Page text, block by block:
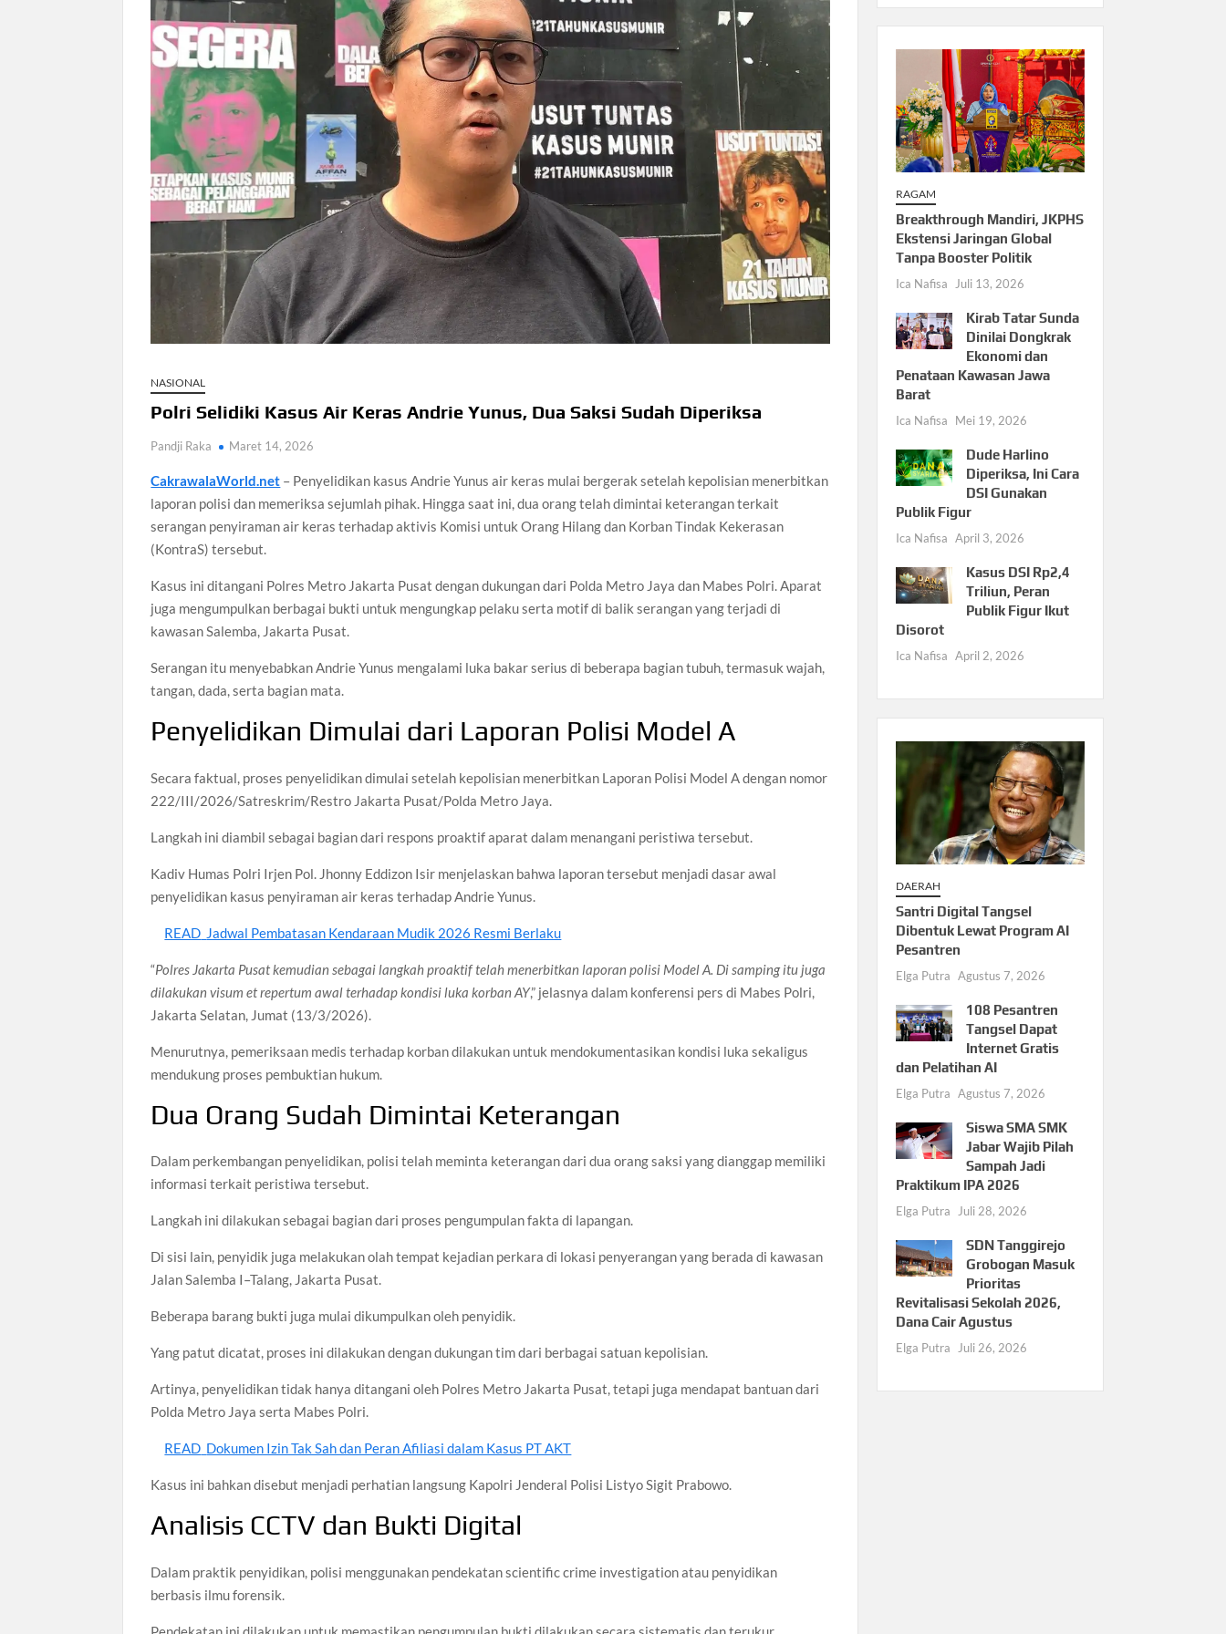
Sidang MK Bahas Tanggung Jawab Maskapai Saat Delay
Box Office Hollywood 2026 Tembus 4 Film Rp18 Triliun
Netflix Digugat Rp1,8 Triliun Usai Hard Drive Film Hilang
NASIONAL
Polri Selidiki Kasus Air Keras Andrie Yunus, Dua Saksi Sudah Diperiksa
Pandji Raka Maret 14, 2026
CakrawalaWorld.net – Penyelidikan kasus Andrie Yunus air keras mulai bergerak setelah kepolisian menerbitkan
laporan polisi dan memeriksa sejumlah pihak. Hingga saat ini, dua orang telah dimintai keterangan terkait
serangan penyiraman air keras terhadap aktivis Komisi untuk Orang Hilang dan Korban Tindak Kekerasan
(KontraS) tersebut.
Kasus ini ditangani Polres Metro Jakarta Pusat dengan dukungan dari Polda Metro Jaya dan Mabes Polri. Aparat
juga mengumpulkan berbagai bukti untuk mengungkap pelaku serta motif di balik serangan yang terjadi di
kawasan Salemba, Jakarta Pusat.
Serangan itu menyebabkan Andrie Yunus mengalami luka bakar serius di beberapa bagian tubuh, termasuk wajah,
tangan, dada, serta bagian mata.
Penyelidikan Dimulai dari Laporan Polisi Model A
Secara faktual, proses penyelidikan dimulai setelah kepolisian menerbitkan Laporan Polisi Model A dengan nomor
222/III/2026/Satreskrim/Restro Jakarta Pusat/Polda Metro Jaya.
Langkah ini diambil sebagai bagian dari respons proaktif aparat dalam menangani peristiwa tersebut.
Kadiv Humas Polri Irjen Pol. Jhonny Eddizon Isir menjelaskan bahwa laporan tersebut menjadi dasar awal
penyelidikan kasus penyiraman air keras terhadap Andrie Yunus.
READ Jadwal Pembatasan Kendaraan Mudik 2026 Resmi Berlaku
“Polres Jakarta Pusat kemudian sebagai langkah proaktif telah menerbitkan laporan polisi Model A. Di samping itu juga
dilakukan visum et repertum awal terhadap kondisi luka korban AY,” jelasnya dalam konferensi pers di Mabes Polri,
Jakarta Selatan, Jumat (13/3/2026).
Menurutnya, pemeriksaan medis terhadap korban dilakukan untuk mendokumentasikan kondisi luka sekaligus
mendukung proses pembuktian hukum.
Dua Orang Sudah Dimintai Keterangan
Dalam perkembangan penyelidikan, polisi telah meminta keterangan dari dua orang saksi yang dianggap memiliki
informasi terkait peristiwa tersebut.
Langkah ini dilakukan sebagai bagian dari proses pengumpulan fakta di lapangan.
Di sisi lain, penyidik juga melakukan olah tempat kejadian perkara di lokasi penyerangan yang berada di kawasan
Jalan Salemba I–Talang, Jakarta Pusat.
Beberapa barang bukti juga mulai dikumpulkan oleh penyidik.
Yang patut dicatat, proses ini dilakukan dengan dukungan tim dari berbagai satuan kepolisian.
Artinya, penyelidikan tidak hanya ditangani oleh Polres Metro Jakarta Pusat, tetapi juga mendapat bantuan dari
Polda Metro Jaya serta Mabes Polri.
READ Dokumen Izin Tak Sah dan Peran Afiliasi dalam Kasus PT AKT
Kasus ini bahkan disebut menjadi perhatian langsung Kapolri Jenderal Polisi Listyo Sigit Prabowo.
Analisis CCTV dan Bukti Digital
Dalam praktik penyidikan, polisi menggunakan pendekatan scientific crime investigation atau penyidikan
berbasis ilmu forensik.
RAGAM
Breakthrough Mandiri, JKPHS
Ekstensi Jaringan Global
Tanpa Booster Politik
Ica Nafisa Juli 13, 2026
Kirab Tatar Sunda
Dinilai Dongkrak
Ekonomi dan
Penataan Kawasan Jawa
Barat
Ica Nafisa Mei 19, 2026
Dude Harlino
Diperiksa, Ini Cara
DSI Gunakan
Publik Figur
Ica Nafisa April 3, 2026
Kasus DSI Rp2,4
Triliun, Peran
Publik Figur Ikut
Disorot
Ica Nafisa April 2, 2026
DAERAH
Santri Digital Tangsel
Dibentuk Lewat Program AI
Pesantren
Elga Putra Agustus 7, 2026
108 Pesantren
Tangsel Dapat
Internet Gratis
dan Pelatihan AI
Elga Putra Agustus 7, 2026
Siswa SMA SMK
Jabar Wajib Pilah
Sampah Jadi
Praktikum IPA 2026
Elga Putra Juli 28, 2026
SDN Tanggirejo
Grobogan Masuk
Prioritas
Revitalisasi Sekolah 2026,
Dana Cair Agustus
Elga Putra Juli 26, 2026